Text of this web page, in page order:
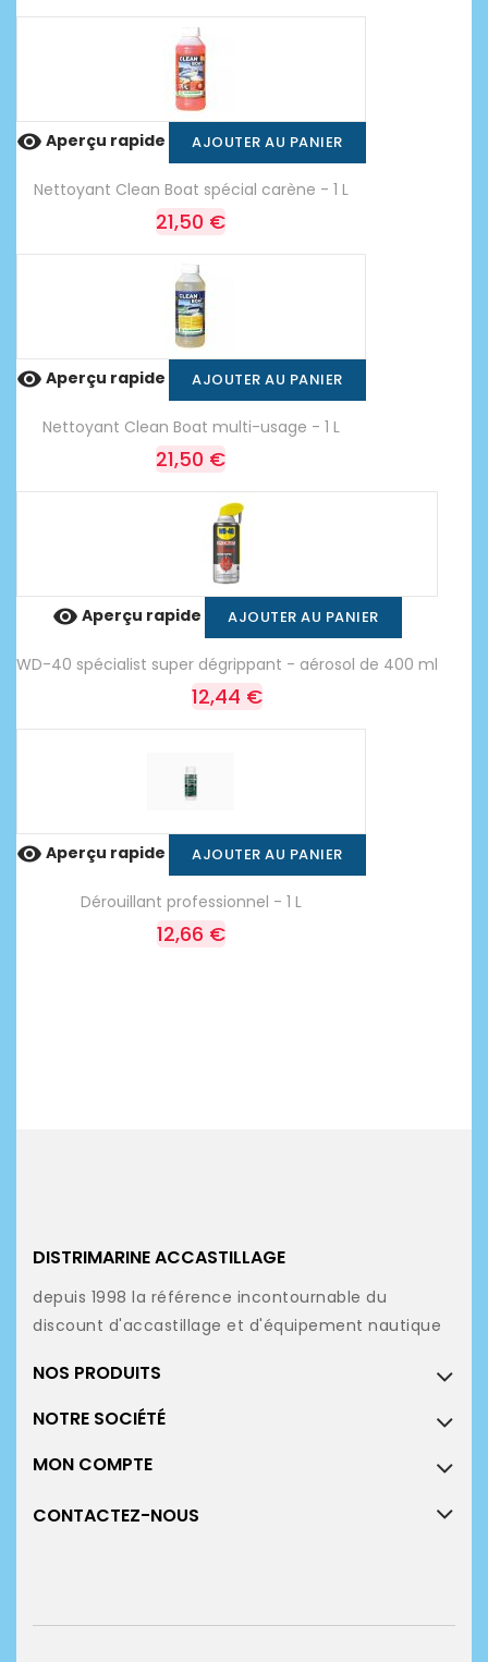
 Aperçu rapide AJOUTER AU PANIER
Nettoyant Clean Boat spécial carène - 1 L
21,50 €
 Aperçu rapide AJOUTER AU PANIER
Nettoyant Clean Boat multi-usage - 1 L
21,50 €
 Aperçu rapide AJOUTER AU PANIER
WD-40 spécialist super dégrippant - aérosol de 400 ml
12,44 €
 Aperçu rapide AJOUTER AU PANIER
Dérouillant professionnel - 1 L
12,66 €
DISTRIMARINE ACCASTILLAGE
depuis 1998 la référence incontournable du
discount d'accastillage et d'équipement nautique
NOS PRODUITS
NOTRE SOCIÉTÉ
MON COMPTE
CONTACTEZ-NOUS